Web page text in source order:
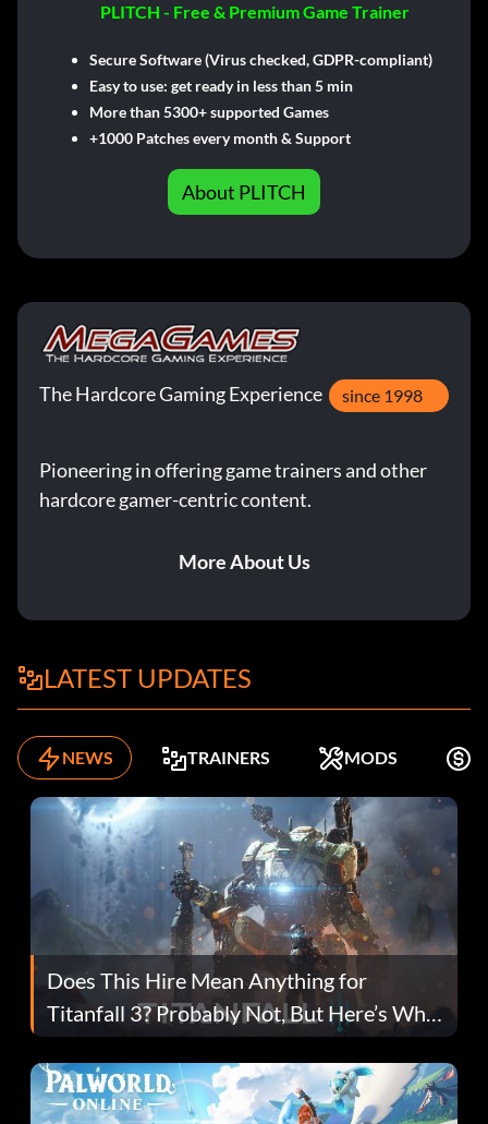
PLITCH - Free & Premium Game Trainer
Secure Software (Virus checked, GDPR-compliant)
Easy to use: get ready in less than 5 min
More than 5300+ supported Games
+1000 Patches every month & Support
About PLITCH
The Hardcore Gaming Experience since 1998
Pioneering in offering game trainers and other
hardcore gamer-centric content.
More About Us
LATEST UPDATES
NEWS TRAINERS MODS
Does This Hire Mean Anything for
Titanfall 3? Probably Not, But Here’s Why
Fans Are Hopeful